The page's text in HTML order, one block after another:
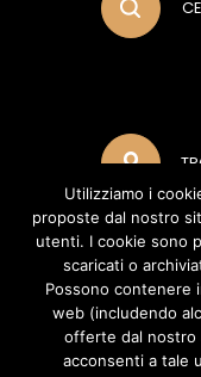
Utilizziamo i
proposte dal nostro
utenti. I cookie sono
scaricati o
Possono contenere
web (includendo
offerte dal nostro
acconsenti a tale